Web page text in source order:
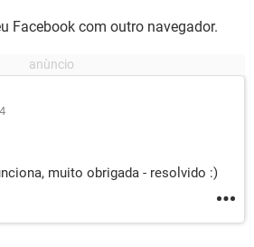
Facebook com outro navegador.
muito obrigada - resolvido :)